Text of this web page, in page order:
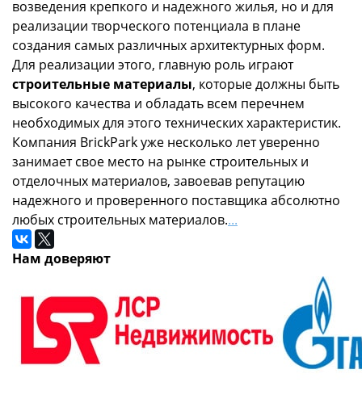
возведения крепкого и надежного жилья, но и для
реализации творческого потенциала в плане
создания самых различных архитектурных форм.
Для реализации этого, главную роль играют
строительные материалы, которые должны быть
высокого качества и обладать всем перечнем
необходимых для этого технических характеристик.
Компания BrickPark уже несколько лет уверенно
занимает свое место на рынке строительных и
отделочных материалов, завоевав репутацию
надежного и проверенного поставщика абсолютно
любых строительных материалов....
Нам доверяют